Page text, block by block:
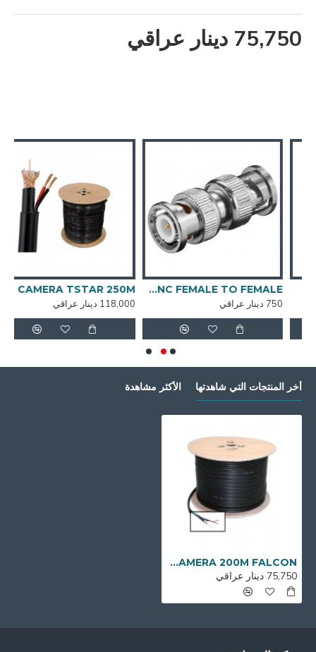
75,750 دينار عراقي
BNC to BNC FEMALE TO FEMALE
CABEL CAMERA TSTAR 250M - نحاس عالي - دائري
118,000 دينار عراقي
أخر المنتجات التي شاهدتها الأكثر مشاهدة
CABLE CAMERA 200M FALCON
75,750 دينار عراقي